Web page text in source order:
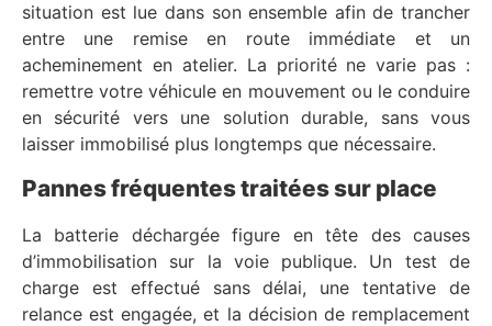
situation est lue dans son ensemble afin de trancher
entre une remise en route immédiate et un
acheminement en atelier. La priorité ne varie pas :
remettre votre véhicule en mouvement ou le conduire
en sécurité vers une solution durable, sans vous
laisser immobilisé plus longtemps que nécessaire.
Pannes fréquentes traitées sur place
La batterie déchargée figure en tête des causes
d’immobilisation sur la voie publique. Un test de
charge est effectué sans délai, une tentative de
relance est engagée, et la décision de remplacement